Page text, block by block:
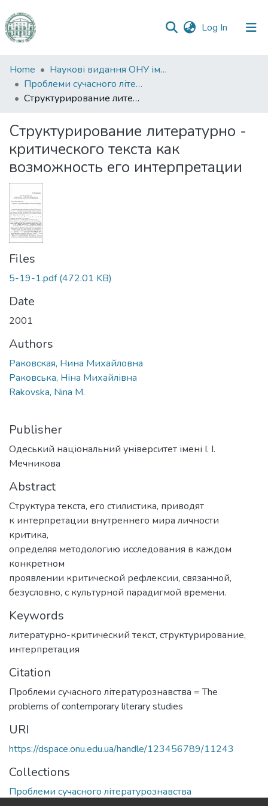
Log In (current)
Communities
&
Collections
Statistics
Home
Наукові видання ОНУ імені І. І. Мечникова
Проблеми сучасного літературознавства
Структурирование литературно - критического текста как возможность его интерпретации
Структурирование литературно -
критического текста как
возможность его интерпретации
Files
5-19-1.pdf(472.01 KB)
Date
2001
Authors
Раковская, Нина Михайловна
Раковська, Ніна Михайлівна
Rakovska, Nina M.
Publisher
Одеський національний університет імені І. І.
Мечникова
Abstract
Структура текста, его стилистика, приводят
к интерпретации внутреннего мира личности
критика,
определяя методологию исследования в каждом
конкретном
проявлении критической рефлексии, связанной,
безусловно, с культурной парадигмой времени.
Keywords
литературно-критический текст, структурирование,
интерпретация
Citation
Проблеми сучасного літературознавства = The
problems of contemporary literary studies
URI
https://dspace.onu.edu.ua/handle/123456789/11243
Collections
Проблеми сучасного літературознавства